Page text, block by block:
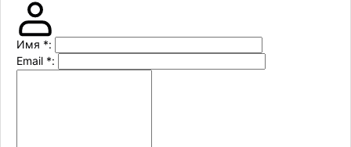
Имя *:
Email *: